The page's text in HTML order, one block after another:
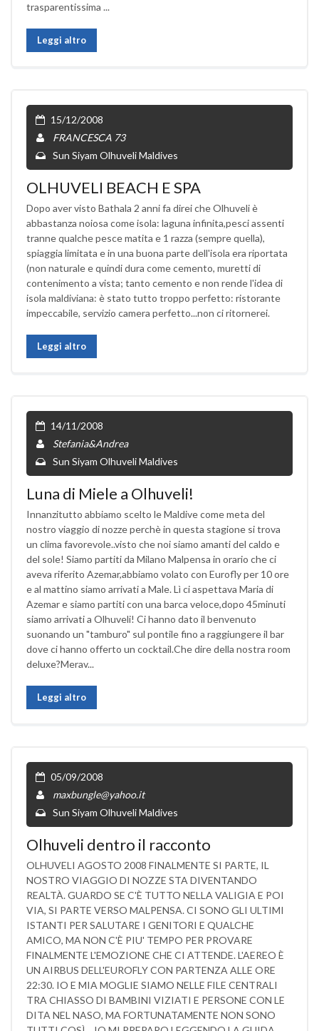
trasparentissima ...
Leggi altro
15/12/2008
FRANCESCA 73
Sun Siyam Olhuveli Maldives
OLHUVELI BEACH E SPA
Dopo aver visto Bathala 2 anni fa direi che Olhuveli è
abbastanza noiosa come isola: laguna infinita,pesci assenti
tranne qualche pesce matita e 1 razza (sempre quella),
spiaggia limitata e in una buona parte dell'isola era riportata
(non naturale e quindi dura come cemento, muretti di
contenimento a vista; tanto cemento e non rende l'idea di
isola maldiviana: è stato tutto troppo perfetto: ristorante
impeccabile, servizio camera perfetto...non ci ritornerei.
Leggi altro
14/11/2008
Stefania&Andrea
Sun Siyam Olhuveli Maldives
Luna di Miele a Olhuveli!
Innanzitutto abbiamo scelto le Maldive come meta del
nostro viaggio di nozze perchè in questa stagione si trova
un clima favorevole..visto che noi siamo amanti del caldo e
del sole! Siamo partiti da Milano Malpensa in orario che ci
aveva riferito Azemar,abbiamo volato con Eurofly per 10 ore
e al mattino siamo arrivati a Male. Lì ci aspettava Maria di
Azemar e siamo partiti con una barca veloce,dopo 45minuti
siamo arrivati a Olhuveli! Ci hanno dato il benvenuto
suonando un "tamburo" sul pontile fino a raggiungere il bar
dove ci hanno offerto un cocktail.Che dire della nostra room
deluxe?Merav...
Leggi altro
05/09/2008
maxbungle@yahoo.it
Sun Siyam Olhuveli Maldives
Olhuveli dentro il racconto
OLHUVELI AGOSTO 2008 FINALMENTE SI PARTE, IL
NOSTRO VIAGGIO DI NOZZE STA DIVENTANDO
REALTÀ. GUARDO SE C'È TUTTO NELLA VALIGIA E POI
VIA, SI PARTE VERSO MALPENSA. CI SONO GLI ULTIMI
ISTANTI PER SALUTARE I GENITORI E QUALCHE
AMICO, MA NON C'È PIU' TEMPO PER PROVARE
FINALMENTE L'EMOZIONE CHE CI ATTENDE. L'AEREO È
UN AIRBUS DELL'EUROFLY CON PARTENZA ALLE ORE
22:30. IO E MIA MOGLIE SIAMO NELLE FILE CENTRALI
TRA CHIASSO DI BAMBINI VIZIATI E PERSONE CON LE
DITA NEL NASO, MA FORTUNATAMENTE NON SONO